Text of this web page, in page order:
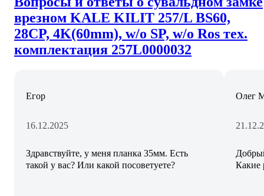
врезном KALE KILIT 257/L BS60,
28CP, 4K(60mm), w/o SP, w/o Ros тех.
комплектация 257L0000032
Егор
16.12.2025
Здравствуйте, у меня планка 35мм. Есть
такой у вас? Или какой посоветуете?
Олег
Какие